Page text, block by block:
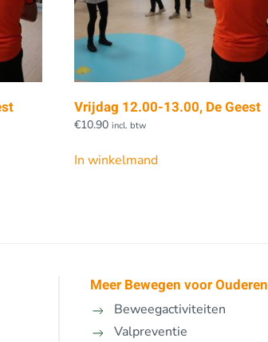
Vrijdag 12.00-13.00, De Geest
€10.90 incl. btw
In winkelmand
Meer Bewegen voor Ouderen
Beweegactiviteiten
Valpreventie